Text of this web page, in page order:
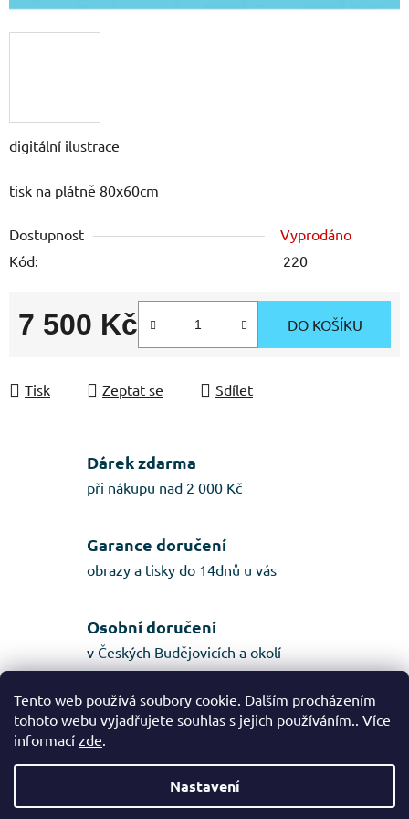
Tento web používá soubory cookie. Dalším procházením
tohoto webu vyjadřujete souhlas s jejich používáním.. Více
informací zde.
Nastavení
digitální ilustrace
tisk na plátně 80x60cm
Dostupnost
Vyprodáno
Kód:
220
7 500 Kč DO KOŠÍKU
Tisk Zeptat se Sdílet
Dárek zdarma
při nákupu nad 2 000 Kč
Garance doručení
obrazy a tisky do 14dnů u vás
Osobní doručení
v Českých Budějovicích a okolí
Popis